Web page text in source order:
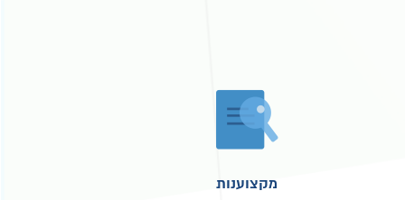
מקצוענות